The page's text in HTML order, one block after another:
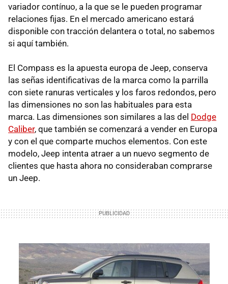
variador contínuo, a la que se le pueden programar
relaciones fijas. En el mercado americano estará
disponible con tracción delantera o total, no sabemos
si aquí también.
El Compass es la apuesta europa de Jeep, conserva
las señas identificativas de la marca como la parrilla
con siete ranuras verticales y los faros redondos, pero
las dimensiones no son las habituales para esta
marca. Las dimensiones son similares a las del Dodge
Caliber, que también se comenzará a vender en Europa
y con el que comparte muchos elementos. Con este
modelo, Jeep intenta atraer a un nuevo segmento de
clientes que hasta ahora no consideraban comprarse
un Jeep.